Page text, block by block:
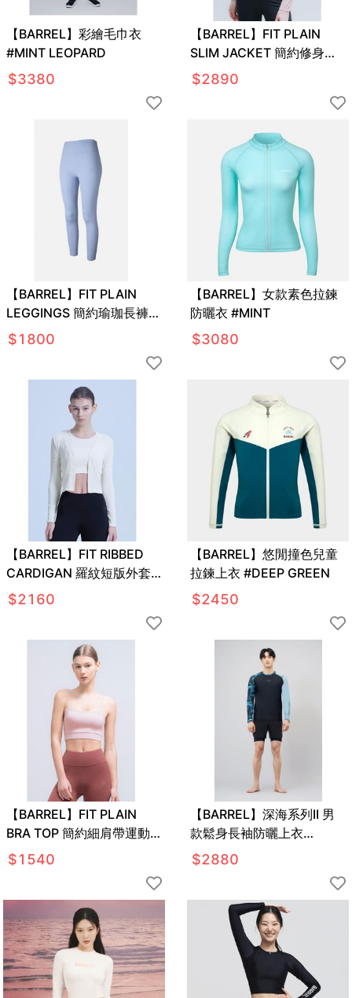
【BARREL】彩繪毛巾衣
#MINT LEOPARD
$3380
【BARREL】FIT PLAIN
SLIM JACKET 簡約修身外
套 #DUSTY PINK
$2890
【BARREL】FIT PLAIN
LEGGINGS 簡約瑜珈長褲
#ZEN BLUE
$1800
【BARREL】女款素色拉鍊
防曬衣 #MINT
$3080
【BARREL】FIT RIBBED
CARDIGAN 羅紋短版外套
#CREAM BEIGE
$2160
【BARREL】悠閒撞色兒童
拉鍊上衣 #DEEP GREEN
$2450
【BARREL】FIT PLAIN
BRA TOP 簡約細肩帶運動
上衣 #DUSTY PINK
$1540
【BARREL】深海系列II 男
款鬆身長袖防曬上衣
#SMOKE
$2880